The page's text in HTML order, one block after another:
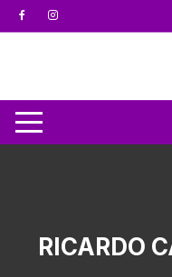
RICARDO